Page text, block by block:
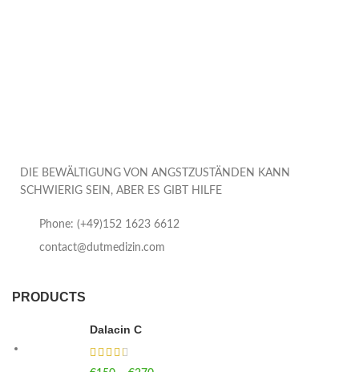
DIE BEWÄLTIGUNG VON ANGSTZUSTÄNDEN KANN
SCHWIERIG SEIN, ABER ES GIBT HILFE
Phone: (+49)152 1623 6612
contact@dutmedizin.com
PRODUCTS
Dalacin C